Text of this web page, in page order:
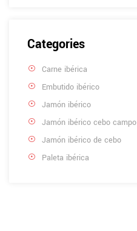
Categories
Carne ibérica
Embutido ibérico
Jamón ibérico
Jamón ibérico cebo campo
Jamón ibérico de cebo
Paleta ibérica